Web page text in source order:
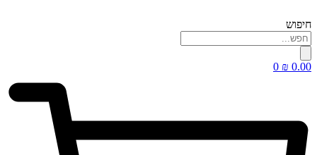
לתוכן
חיפוש
₪ 0.00
0